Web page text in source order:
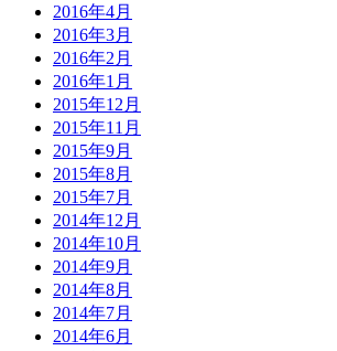
2016年4月
2016年3月
2016年2月
2016年1月
2015年12月
2015年11月
2015年9月
2015年8月
2015年7月
2014年12月
2014年10月
2014年9月
2014年8月
2014年7月
2014年6月